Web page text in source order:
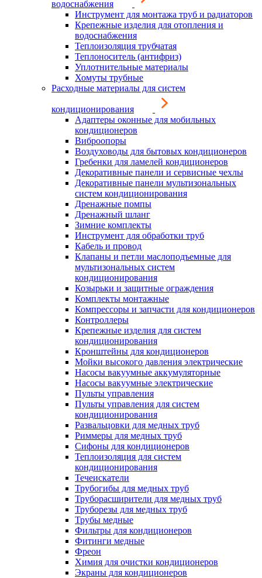
водоснабжения
Инструмент для монтажа труб и радиаторов
Крепежные изделия для отопления и
водоснабжения
Теплоизоляция трубчатая
Теплоноситель (антифриз)
Уплотнительные материалы
Хомуты трубные
Расходные материалы для систем
кондиционирования
Адаптеры оконные для мобильных
кондиционеров
Виброопоры
Воздуховоды для бытовых кондиционеров
Гребенки для ламелей кондиционеров
Декоративные панели и сервисные чехлы
Декоративные панели мультизональных
систем кондиционирования
Дренажные помпы
Дренажный шланг
Зимние комплекты
Инструмент для обработки труб
Кабель и провод
Клапаны и петли маслоподъемные для
мультизональных систем
кондиционирования
Козырьки и защитные ограждения
Комплекты монтажные
Компрессоры и запчасти для кондиционеров
Контроллеры
Крепежные изделия для систем
кондиционирования
Кронштейны для кондиционеров
Мойки высокого давления электрические
Насосы вакуумные аккумуляторные
Насосы вакуумные электрические
Пульты управления
Пульты управления для систем
кондиционирования
Развальцовки для медных труб
Риммеры для медных труб
Сифоны для кондиционеров
Теплоизоляция для систем
кондиционирования
Течеискатели
Трубогибы для медных труб
Труборасширители для медных труб
Труборезы для медных труб
Трубы медные
Фильтры для кондиционеров
Фитинги медные
Фреон
Химия для очистки кондиционеров
Экраны для кондиционеров